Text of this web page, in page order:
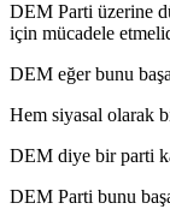
DEM Parti üzerine
için mücadele
DEM eğer bunu
Hem siyasal olarak
DEM diye bir parti
DEM Parti bunu